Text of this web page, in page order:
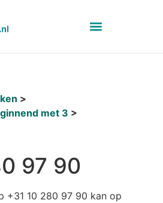
met 3
97 90
+31 10 280 97 90 kan op